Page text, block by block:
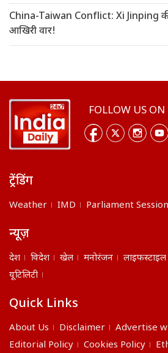
China-Taiwan Conflict: Xi Jinping
आखिरी वार!
FOLLOW US ON
ट्रेंडिंग
Weather IMD Parliament Session
न्यूज़
देश विदेश खेल मनोरंजन लाइफस्टाइल
यूटिलिटी
Quick Links
About Us Disclaimer Advertise
Editorial Policy
Cookies Policy